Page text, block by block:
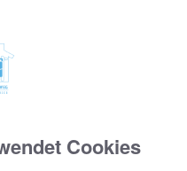
Cookies